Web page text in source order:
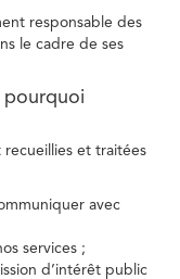
responsable des
le cadre de ses
pourquoi
recueillies et traitées
avec
services ;
d’intérêt public